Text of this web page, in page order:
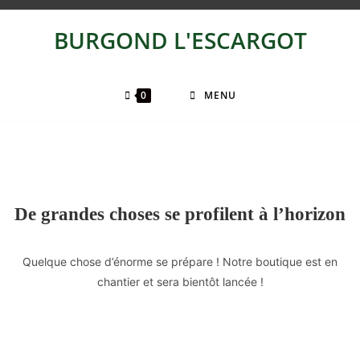
BURGOND L'ESCARGOT
0 MENU
De grandes choses se profilent à l’horizon
Quelque chose d’énorme se prépare ! Notre boutique est en
chantier et sera bientôt lancée !